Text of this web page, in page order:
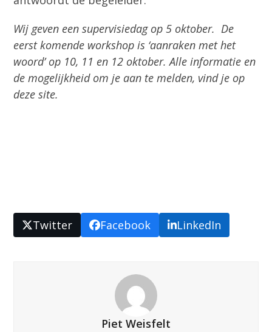
Wij geven een supervisiedag op 5 oktober. De
eerst komende workshop is ‘aanraken met het
woord’ op 10, 11 en 12 oktober. Alle informatie en
de mogelijkheid om je aan te melden, vind je op
deze site.
Twitter Facebook LinkedIn
Piet Weisfelt